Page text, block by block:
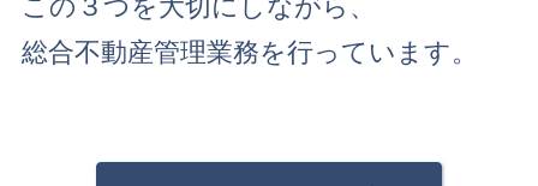
この３つを大切にしながら、
総合不動産管理業務を行っています。